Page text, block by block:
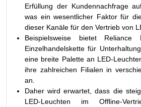
Erfüllung der Kundennachfrage
was ein wesentlicher Faktor für
dieser Kanäle für den Vertrieb von
Beispielsweise bietet Reliance
Einzelhandelskette für
eine breite Palette an LED-
ihre zahlreichen Filialen in
an.
Daher wird erwartet, dass die
LED-Leuchten im Offline-